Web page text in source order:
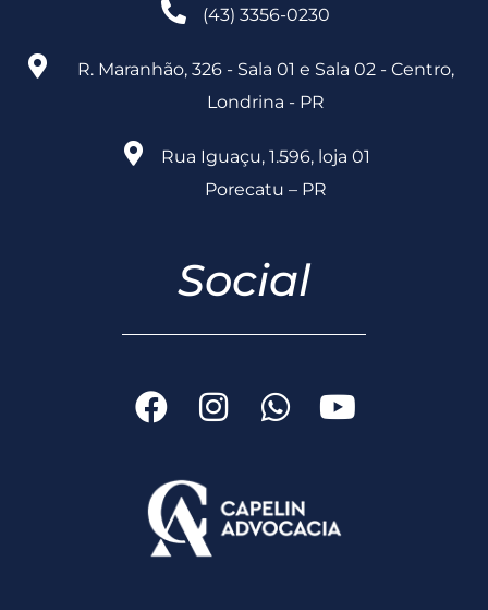
(43) 3356-0230
R. Maranhão, 326 - Sala 01 e Sala 02 - Centro,
Londrina - PR
Rua Iguaçu, 1.596, loja 01
Porecatu – PR
Social